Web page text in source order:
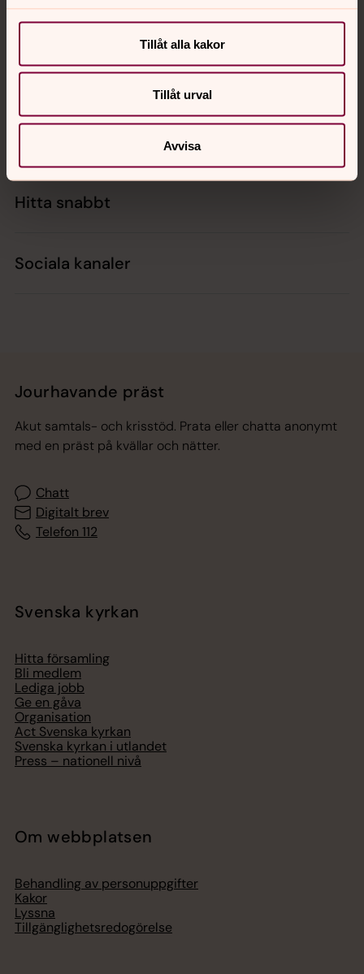
Tillåt alla kakor
Tillåt urval
Avvisa
Kontakt
Hitta snabbt
Sociala kanaler
Jourhavande präst
Akut samtals- och krisstöd. Prata eller chatta anonymt
med en präst på kvällar och nätter.
Chatt
Digitalt brev
Telefon 112
Svenska kyrkan
Hitta församling
Bli medlem
Lediga jobb
Ge en gåva
Organisation
Act Svenska kyrkan
Svenska kyrkan i utlandet
Press – nationell nivå
Om webbplatsen
Behandling av personuppgifter
Kakor
Lyssna
Tillgänglighetsredogörelse